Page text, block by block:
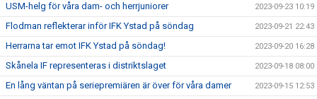
USM-helg för våra dam- och herrjuniorer 2023-09-23 10:19
Flodman reflekterar inför IFK Ystad på söndag 2023-09-21 22:43
Herrarna tar emot IFK Ystad på söndag! 2023-09-20 16:28
Skånela IF representeras i distriktslaget 2023-09-18 08:00
En lång väntan på seriepremiären är över för våra damer 2023-09-15 12:53